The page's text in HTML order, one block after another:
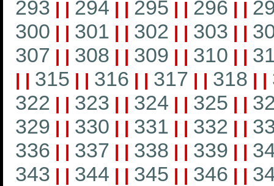
293 | | 294 | | 295 | | 296 | |
300 | | 301 | | 302 | | 303 | |
307 | | 308 | | 309 | | 310 | |
| | 315 | | 316 | | 317 | | 318 | |
322 | | 323 | | 324 | | 325 | |
329 | | 330 | | 331 | | 332 | |
336 | | 337 | | 338 | | 339 | |
343 | | 344 | | 345 | | 346 | |